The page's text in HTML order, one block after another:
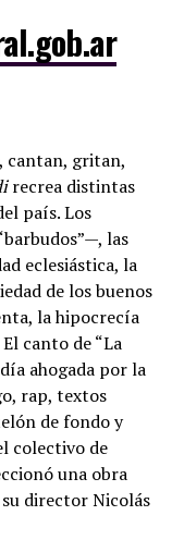
cantan, gritan,
recrea distintas
país. Los
las
eclesiástica, la
de los buenos
la hipocrecía
canto de “La
ahogada por la
rap, textos
de fondo y
colectivo de
una obra
director Nicolás